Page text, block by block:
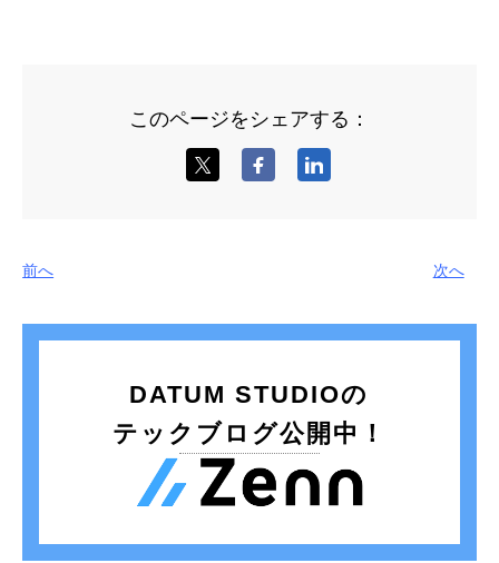
このページをシェアする：
前へ 次へ
DATUM STUDIOの
テックブログ公開中！